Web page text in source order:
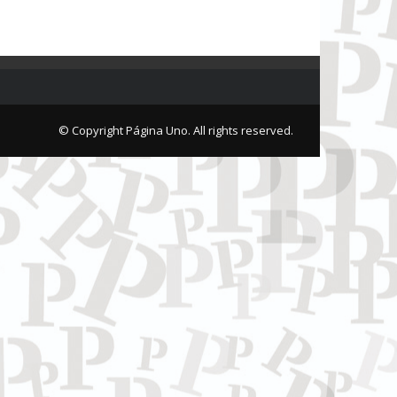
© Copyright Página Uno. All rights reserved.